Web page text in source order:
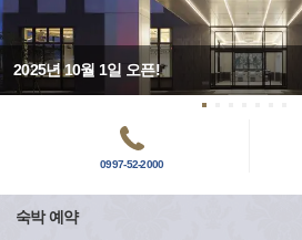
2025년 10월 1일 오픈!
0997-52-2000
숙박 예약